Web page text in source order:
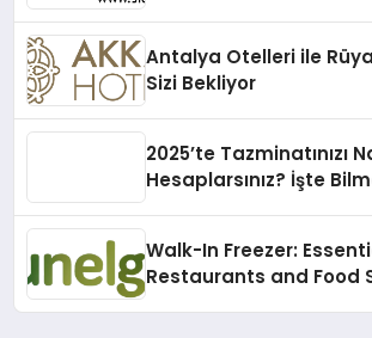
Antalya Otelleri ile
Sizi Bekliyor
2025’te Tazminatınızı
Hesaplarsınız? İşte
Walk-In Freezer:
Restaurants and Food